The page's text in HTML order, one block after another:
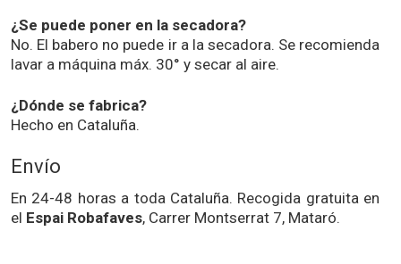
¿Se puede poner en la secadora?
No. El babero no puede ir a la secadora. Se recomienda
lavar a máquina máx. 30° y secar al aire.
¿Dónde se fabrica?
Hecho en Cataluña.
Envío
En 24-48 horas a toda Cataluña. Recogida gratuita en
el Espai Robafaves, Carrer Montserrat 7, Mataró.